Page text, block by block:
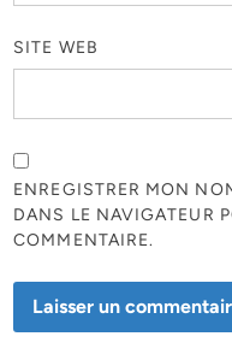
SITE WEB
ENREGISTRER MON
DANS LE NAVIGATEUR
COMMENTAIRE.